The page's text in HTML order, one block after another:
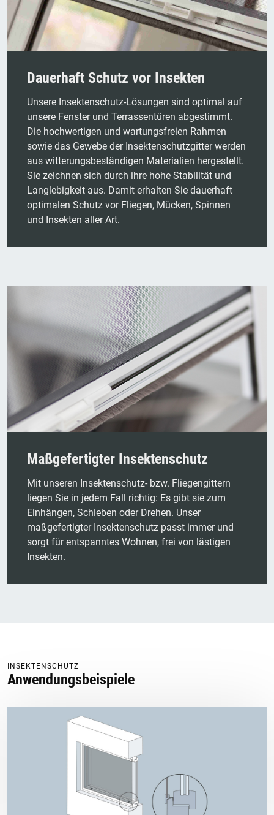
Dauerhaft Schutz vor Insekten
Unsere Insektenschutz-Lösungen sind optimal auf
unsere Fenster und Terrassentüren abgestimmt.
Die hochwertigen und wartungsfreien Rahmen
sowie das Gewebe der Insektenschutzgitter werden
aus witterungsbeständigen Materialien hergestellt.
Sie zeichnen sich durch ihre hohe Stabilität und
Langlebigkeit aus. Damit erhalten Sie dauerhaft
optimalen Schutz vor Fliegen, Mücken, Spinnen
und Insekten aller Art.
Maßgefertigter Insektenschutz
Mit unseren Insektenschutz- bzw. Fliegengittern
liegen Sie in jedem Fall richtig: Es gibt sie zum
Einhängen, Schieben oder Drehen. Unser
maßgefertigter Insektenschutz passt immer und
sorgt für entspanntes Wohnen, frei von lästigen
Insekten.
INSEKTENSCHUTZ
Anwendungsbeispiele